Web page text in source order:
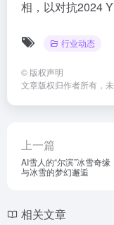
相，以对抗2024
行业动态
© 版权声明
文章版权归作者所有，未
上一篇
AI雪人的“尔滨”冰雪奇缘
与冰雪的梦幻邂逅
相关文章